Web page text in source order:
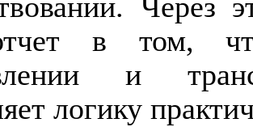
в том,
и
логику